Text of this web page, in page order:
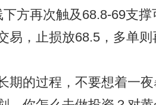
再次触及68.8-69支撑
易，止损放68.5，多单
的过程，不要想着一夜